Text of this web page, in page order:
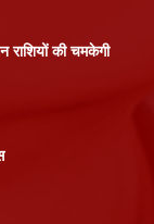
की चमकेगी